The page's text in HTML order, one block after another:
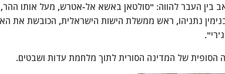
בין העבר להווה: "סולטאן באשא אל-אטרש, מעל אותו
נתניהו, ראש ממשלת הישות הישראלית, הכובשת את
הסופית של המדינה הסורית לתוך מלחמת עדות ושבטים.